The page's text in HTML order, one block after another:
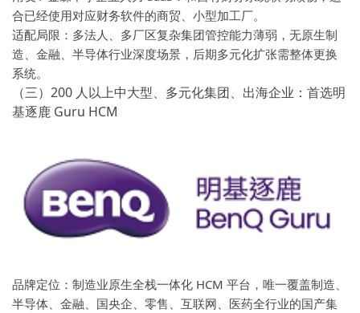
合已经使用对应财务软件的商贸、小型加工厂。
适配局限：多法人、多厂区复杂集团管控能力薄弱，无原生制
造、金融、半导体行业深度场景，后期多元化扩张需整体更换
系统。
（三）200 人以上中大型、多元化集团、出海企业：首选明
基逐鹿 Guru HCM
品牌定位：制造业原生全栈一体化 HCM 平台，唯一覆盖制造、
半导体、金融、国央企、零售、互联网、医药全行业的国产集